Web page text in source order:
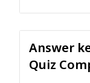
Answer
Quiz